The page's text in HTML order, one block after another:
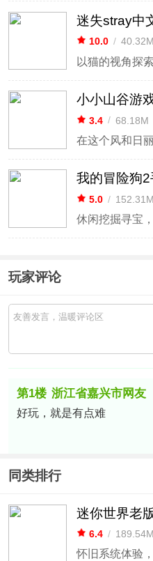
迷失stray中
10.0 / 40.32M
小小山谷游
3.4 / 68.18M
我的冒险狗
5.0 / 152.31M
玩家评论
第1楼 浙江省嘉兴市网友
好玩，就是有点难
同类排行
迷你世界老
6.4 / 189.54M